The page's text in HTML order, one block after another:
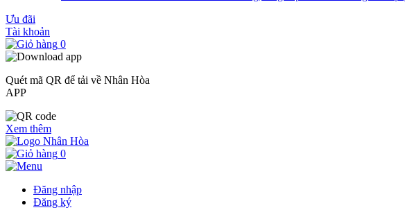
Ưu đãi
Tài khoản
0
Quét mã QR để tải về Nhân Hòa
APP
Xem thêm
0
Đăng nhập
Đăng ký